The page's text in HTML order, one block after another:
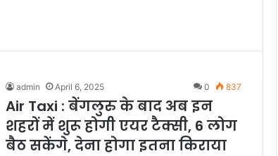
admin April 6, 2025 0 837
Air Taxi : बेंगलुरु के बाद अब इन
शहरों में शुरू होगी एयर टैक्सी, 6 लोग
बैठ सकेंगे, देना होगा इतना किराया